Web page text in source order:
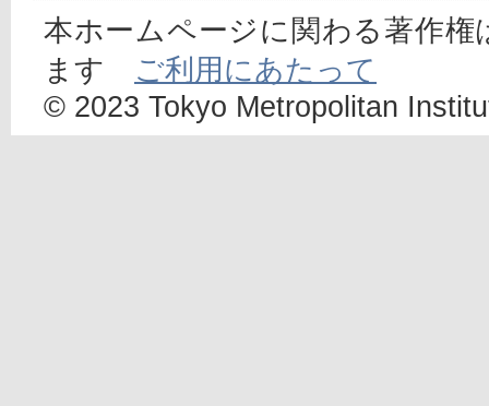
本ホームページに関わる著作
ます ご利用にあたって
© 2023 Tokyo Metropolitan